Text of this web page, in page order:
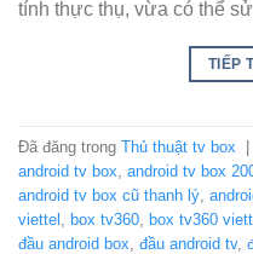
tính thực thụ, vừa có thể
TIẾP
Đã đăng trong Thủ thuật tv box
android tv box android tv box
android tv box cũ thanh lý
viettel
box tv360 box tv360
đầu android box đầu android tv,